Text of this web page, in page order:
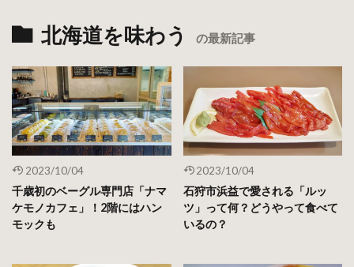
北海道を味わう の最新記事
2023/10/04
千歳初のベーグル専門店「ナマ
ケモノカフェ」！2階にはハン
モックも
2023/10/04
石狩市浜益で愛される「ルッ
ツ」って何？どうやって食べて
いるの？